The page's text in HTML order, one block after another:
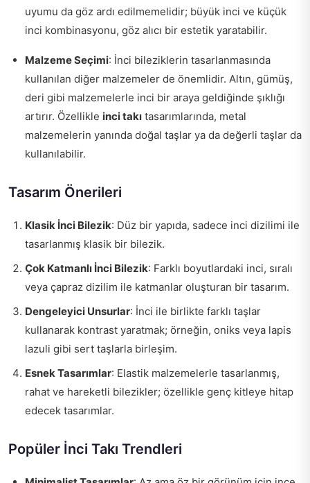
uyumu da göz ardı edilmemelidir; büyük inci ve küçük
inci kombinasyonu, göz alıcı bir estetik yaratabilir.
Malzeme Seçimi: İnci bileziklerin tasarlanmasında
kullanılan diğer malzemeler de önemlidir. Altın, gümüş,
deri gibi malzemelerle inci bir araya geldiğinde şıklığı
artırır. Özellikle inci takı tasarımlarında, metal
malzemelerin yanında doğal taşlar ya da değerli taşlar da
kullanılabilir.
Tasarım Önerileri
Klasik İnci Bilezik: Düz bir yapıda, sadece inci dizilimi ile
tasarlanmış klasik bir bilezik.
Çok Katmanlı İnci Bilezik: Farklı boyutlardaki inci, sıralı
veya çapraz dizilim ile katmanlar oluşturan bir tasarım.
Dengeleyici Unsurlar: İnci ile birlikte farklı taşlar
kullanarak kontrast yaratmak; örneğin, oniks veya lapis
lazuli gibi sert taşlarla birleşim.
Esnek Tasarımlar: Elastik malzemelerle tasarlanmış,
rahat ve hareketli bilezikler; özellikle genç kitleye hitap
edecek tasarımlar.
Popüler İnci Takı Trendleri